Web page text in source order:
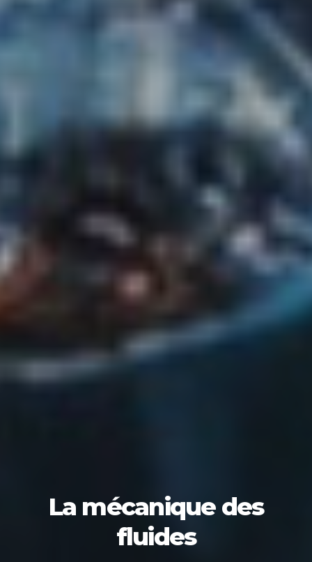
La mécanique des
fluides